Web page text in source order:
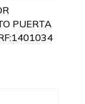
PUERTA